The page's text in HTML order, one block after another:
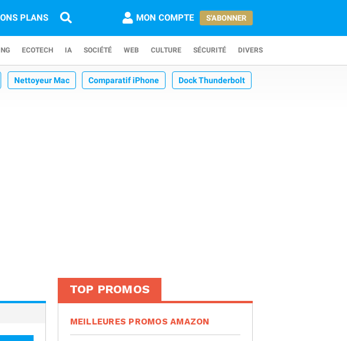
PLANS MON COMPTE S'ABONNER
ECOTECH IA SOCIÉTÉ WEB CULTURE SÉCURITÉ DIVERS
Nettoyeur Mac Comparatif iPhone Dock Thunderbolt
TOP PROMOS
MEILLEURES PROMOS AMAZON